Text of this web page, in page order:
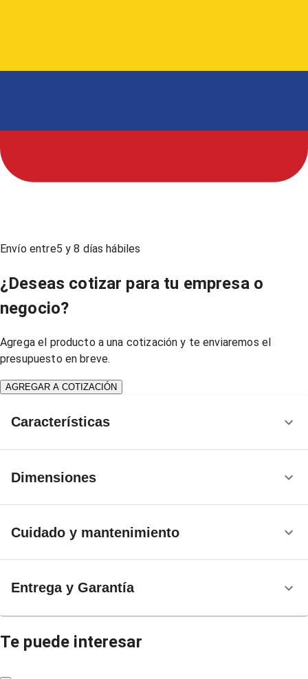
Envío entre5 y8 días hábiles
¿Deseas cotizar para tu empresa o
negocio?
Agrega el producto a una cotización y te enviaremos el
presupuesto en breve.
AGREGAR A COTIZACIÓN
Características
Dimensiones
Cuidado y mantenimiento
Entrega y Garantía
Te puede interesar